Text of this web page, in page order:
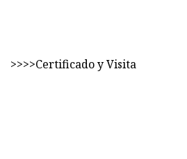
>>>>Certificado y Visita